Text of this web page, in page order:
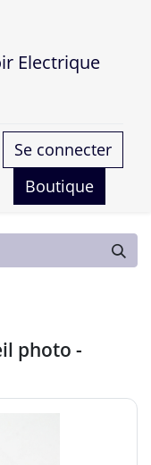
Electrique
Se connecter
Boutique
photo -